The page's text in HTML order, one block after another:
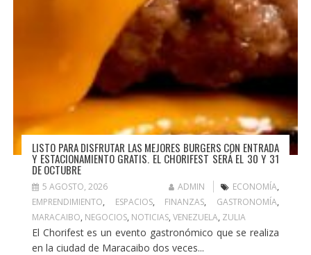
LISTO PARA DISFRUTAR LAS MEJORES BURGERS CON ENTRADA
Y ESTACIONAMIENTO GRATIS. EL CHORIFEST SERÁ EL 30 Y 31
DE OCTUBRE
5 AGOSTO, 2026 ADMIN ECONOMÍA,
EMPRENDIMIENTO, ESPACIOS, FINANZAS, GASTRONOMÍA,
MARACAIBO, NEGOCIOS, NOTICIAS, VENEZUELA, ZULIA
El Chorifest es un evento gastronómico que se realiza
en la ciudad de Maracaibo dos veces...